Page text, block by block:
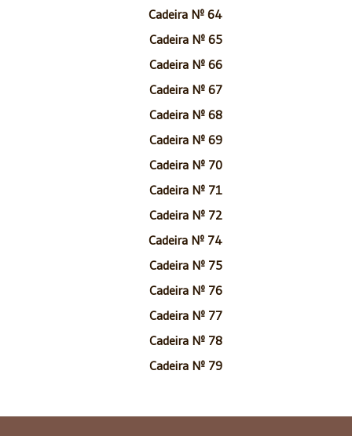
Cadeira Nº 64
Cadeira Nº 65
Cadeira Nº 66
Cadeira Nº 67
Cadeira Nº 68
Cadeira Nº 69
Cadeira Nº 70
Cadeira Nº 71
Cadeira Nº 72
Cadeira Nº 74
Cadeira Nº 75
Cadeira Nº 76
Cadeira Nº 77
Cadeira Nº 78
Cadeira Nº 79